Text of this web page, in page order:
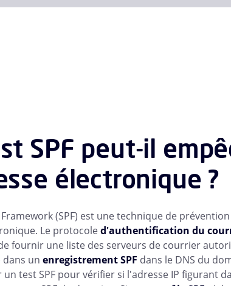
SPF peut-il
électronique ?
(SPF) est une technique de
Le protocoled'authentification du
fournir une liste des serveurs de courrier
dans un enregistrement SPF dans le DNS du
test SPF pour vérifier si l'adresse IP figurant